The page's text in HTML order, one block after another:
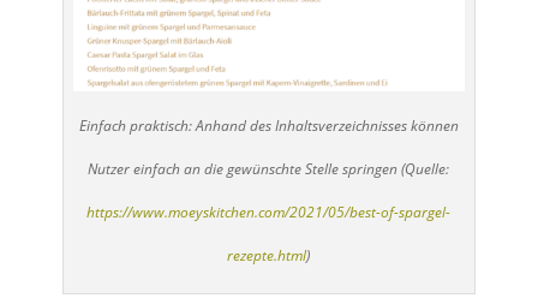
Einfach praktisch: Anhand des Inhaltsverzeichnisses können
Nutzer einfach an die gewünschte Stelle springen (Quelle:
https://www.moeyskitchen.com/2021/05/best-of-spargel-
rezepte.html)